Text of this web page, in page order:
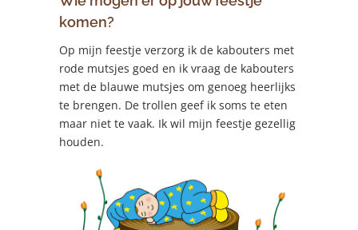
komen?
Op mijn feestje verzorg ik de kabouters met
rode mutsjes goed en ik vraag de kabouters
met de blauwe mutsjes om genoeg heerlijks
te brengen. De trollen geef ik soms te eten
maar niet te vaak. Ik wil mijn feestje gezellig
houden.